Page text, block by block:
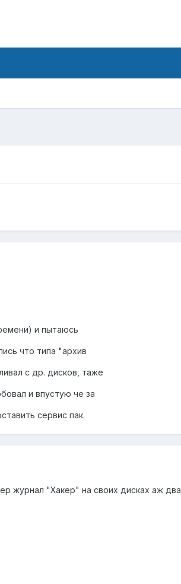
и пытаюсь
что типа "архив
с др. дисков, таже
и впустую че за
сервис пак.
журнал "Хакер" на своих дисках аж